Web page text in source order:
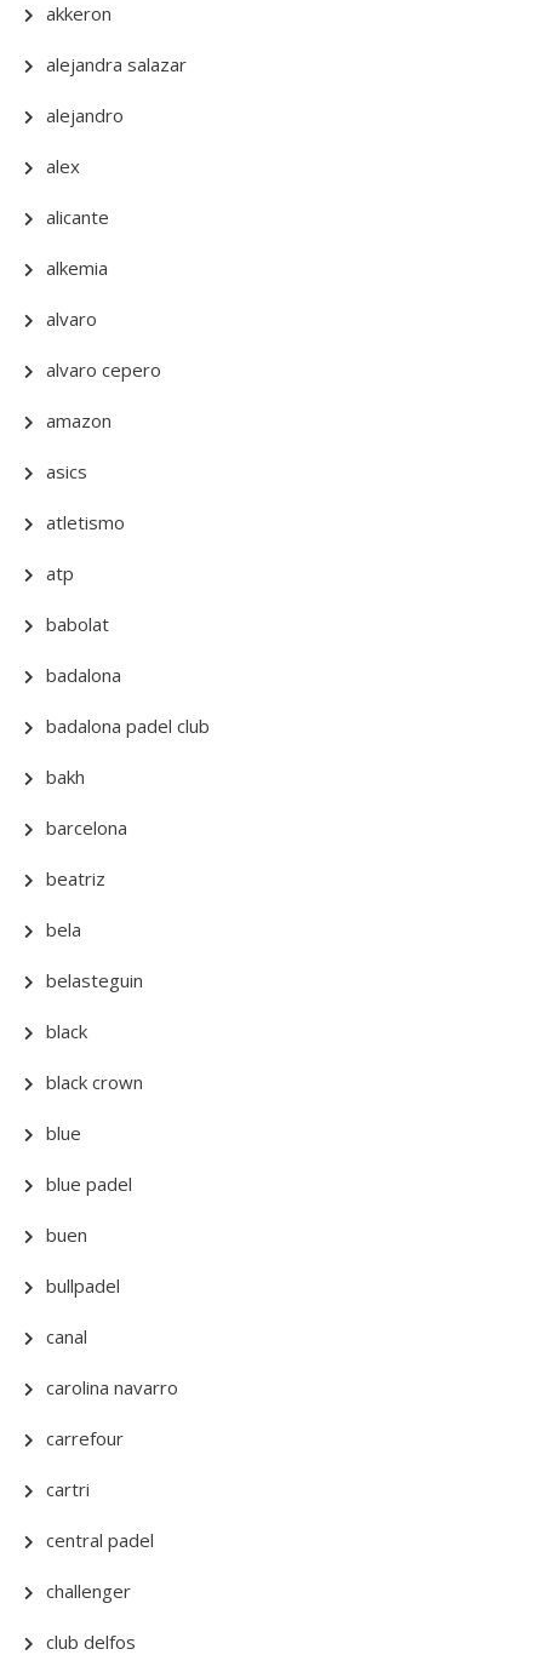
akkeron
alejandra salazar
alejandro
alex
alicante
alkemia
alvaro
alvaro cepero
amazon
asics
atletismo
atp
babolat
badalona
badalona padel club
bakh
barcelona
beatriz
bela
belasteguin
black
black crown
blue
blue padel
buen
bullpadel
canal
carolina navarro
carrefour
cartri
central padel
challenger
club delfos